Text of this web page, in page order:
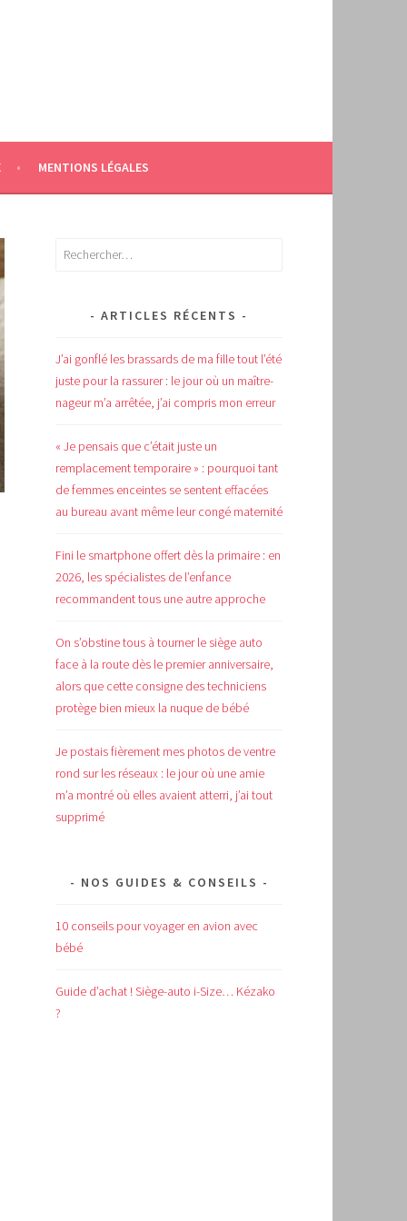
MENTIONS LÉGALES
Rechercher :
ARTICLES RÉCENTS
J’ai gonflé les brassards de ma fille tout l’été
juste pour la rassurer : le jour où un maître-
nageur m’a arrêtée, j’ai compris mon erreur
« Je pensais que c’était juste un
remplacement temporaire » : pourquoi tant
de femmes enceintes se sentent effacées
au bureau avant même leur congé maternité
Fini le smartphone offert dès la primaire : en
2026, les spécialistes de l’enfance
recommandent tous une autre approche
On s’obstine tous à tourner le siège auto
face à la route dès le premier anniversaire,
alors que cette consigne des techniciens
protège bien mieux la nuque de bébé
Je postais fièrement mes photos de ventre
rond sur les réseaux : le jour où une amie
m’a montré où elles avaient atterri, j’ai tout
supprimé
NOS GUIDES & CONSEILS
10 conseils pour voyager en avion avec
bébé
Guide d’achat ! Siège-auto i-Size… Kézako
?